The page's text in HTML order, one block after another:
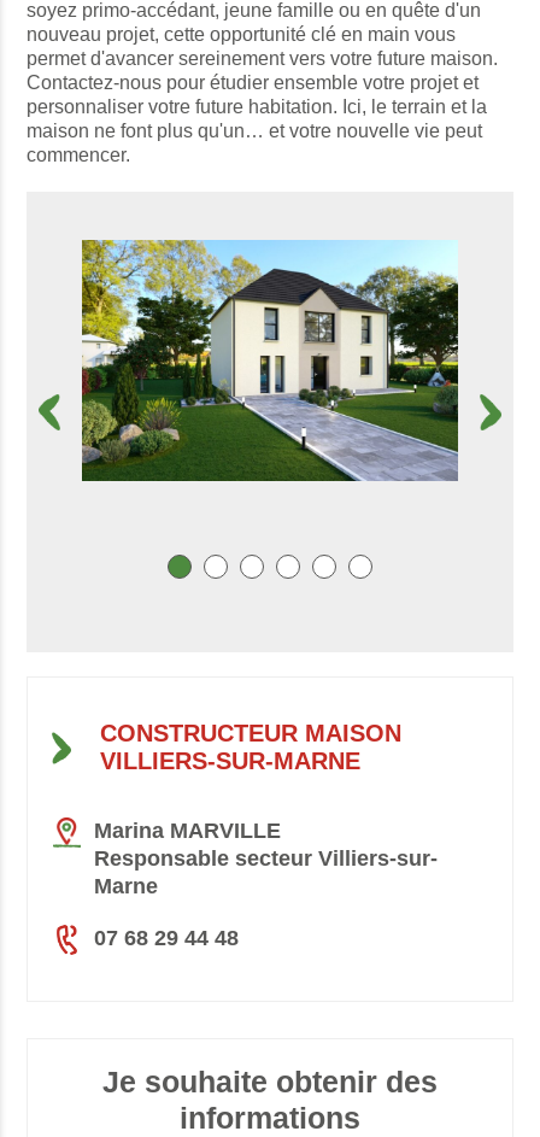
soyez primo-accédant, jeune famille ou en quête d'un
nouveau projet, cette opportunité clé en main vous
permet d'avancer sereinement vers votre future maison.
Contactez-nous pour étudier ensemble votre projet et
personnaliser votre future habitation. Ici, le terrain et la
maison ne font plus qu'un… et votre nouvelle vie peut
commencer.
CONSTRUCTEUR MAISON
VILLIERS-SUR-MARNE
Marina MARVILLE
Responsable secteur Villiers-sur-
Marne
07 68 29 44 48
Je souhaite obtenir des
informations